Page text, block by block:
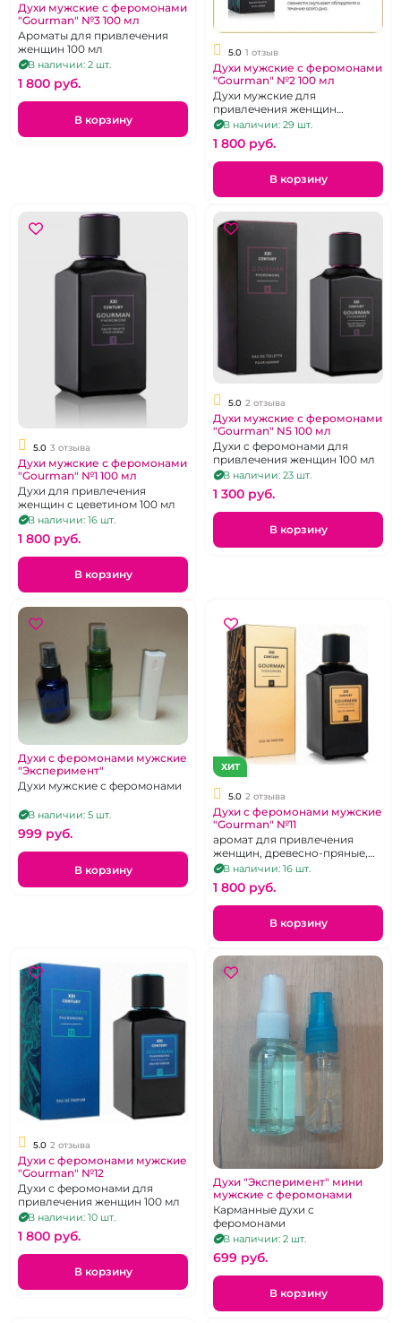
Духи мужские с феромонами
"Gourman" №3 100 мл
Ароматы для привлечения
женщин 100 мл
В наличии: 2 шт.
1 800 pуб.
В корзину
5.0 1 отзыв
Духи мужские с феромонами
"Gourman" №2 100 мл
Духи мужские для
привлечения женщин
"Gourman"
В наличии: 29 шт.
1 800 pуб.
В корзину
5.0 3 отзыва
Духи мужские с феромонами
"Gourman" №1 100 мл
Духи для привлечения
женщин с цеветином 100 мл
В наличии: 16 шт.
1 800 pуб.
В корзину
5.0 2 отзыва
Духи мужские с феромонами
"Gourman" N5 100 мл
Духи с феромонами для
привлечения женщин 100 мл
В наличии: 23 шт.
1 300 pуб.
В корзину
Духи с феромонами мужские
"Эксперимент"
Духи мужские с феромонами
В наличии: 5 шт.
999 pуб.
В корзину
ХИТ
5.0 2 отзыва
Духи с феромонами мужские
"Gourman" №11
аромат для привлечения
женщин, древесно-пряные,
100 мл
В наличии: 16 шт.
1 800 pуб.
В корзину
5.0 2 отзыва
Духи с феромонами мужские
"Gourman" №12
Духи с феромонами для
привлечения женщин 100 мл
В наличии: 10 шт.
1 800 pуб.
В корзину
Духи "Эксперимент" мини
мужские с феромонами
Карманные духи с
феромонами
В наличии: 2 шт.
699 pуб.
В корзину